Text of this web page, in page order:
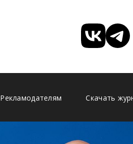
Рекламодателям Скачать